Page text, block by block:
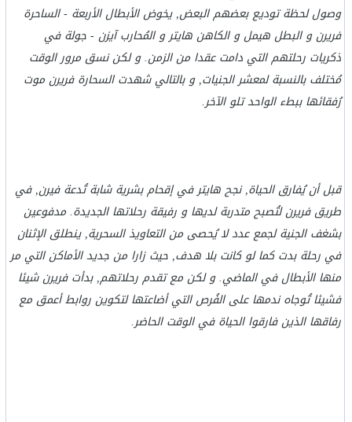
وصول لحظة توديع بعضهم البعض, يخوض الأبطال الأربعة - الساحرة
فريرن و البطل هيمل و الكاهن هايتر و المُحارب آيزن - جولة في
ذكريات رحلتهم التي دامت عقدا من الزمن. و لكن نسق مرور الوقت
مُختلف بالنسبة لمعشر الجنيات, و بالتالي شهدت السحارة فريرن موت
رُفقائها ببطء الواحد تلو الآخر.
قبل أن يُفارق الحياة, نجح هايتر في إقحام بشرية شابة تُدعة فيرن, في
طريق فريرن لتُصبح متدربة لديها و رفيقة رحلاتها الجديدة. مدفوعين
بشغف الجنية لجمع عدد لا يُحصى من التعاويذ السحرية, ينطلق الإثنان
في رحلة بدت كما لو كانت بلا هدف, حيث زارا من جديد الأماكن التي مر
منها الأبطال في الماضي. و لكن مع تقدم رحلاتهم, بدأت فريرن شيئا
فشيئا تُوجاه ندمها على الفُرص التي أضاعتها لتكوين روابط أعمق مع
رفاقها الذين فارقوا الحياة في الوقت الحاضر.